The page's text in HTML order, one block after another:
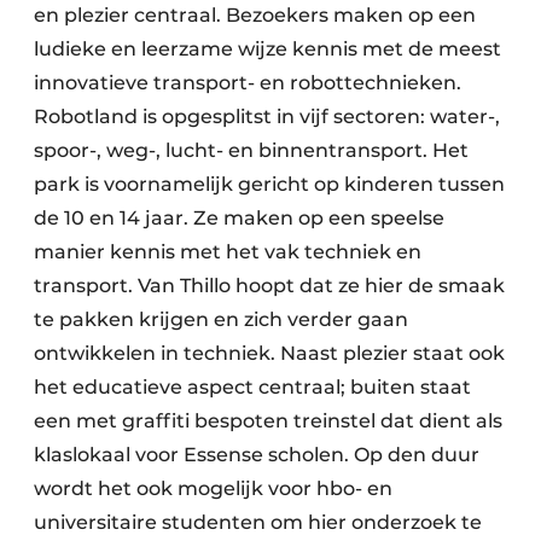
en plezier centraal. Bezoekers maken op een
ludieke en leerzame wijze kennis met de meest
innovatieve transport- en robottechnieken.
Robotland is opgesplitst in vijf sectoren: water-,
spoor-, weg-, lucht- en binnentransport. Het
park is voornamelijk gericht op kinderen tussen
de 10 en 14 jaar. Ze maken op een speelse
manier kennis met het vak techniek en
transport. Van Thillo hoopt dat ze hier de smaak
te pakken krijgen en zich verder gaan
ontwikkelen in techniek. Naast plezier staat ook
het educatieve aspect centraal; buiten staat
een met graffiti bespoten treinstel dat dient als
klaslokaal voor Essense scholen. Op den duur
wordt het ook mogelijk voor hbo- en
universitaire studenten om hier onderzoek te